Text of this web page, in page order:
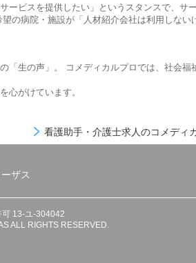
ビスを提供したい」というスタンスで、サ
病院・施設が「人材紹介会社は利用しない
「生の声」。 コメディカルプロでは、社会
心がけています。
看護助手・介護士求人のコメディ
ーザス
可 13-ユ-304042
ALL RIGHTS RESERVED.